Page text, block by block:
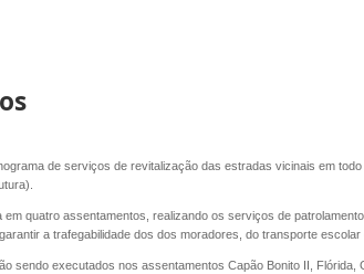
de serviços de revitalização das estradas vicinais em
quatro assentamentos, realizando os serviços de
a trafegabilidade dos dos moradores, do transporte escolar
sendo executados nos assentamentos Capão Bonito II, Flórida,